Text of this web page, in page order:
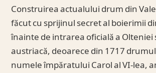
Construirea actualului drum din
făcut cu sprijinul secret al boierimii
înainte de intrarea oficială a Olteniei
austriacă, deoarece din 1717
numele împăratului Carol al VI-lea,